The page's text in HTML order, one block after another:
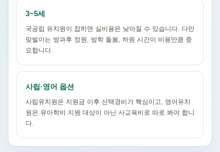
3~5세
국공립 유치원이 잡히면 실비용은 낮아질 수 있습니다. 다만
맞벌이는 방과후 정원, 방학 돌봄, 하원 시간이 비용만큼 중
요합니다.
사립·영어 옵션
사립유치원은 지원금 이후 선택경비가 핵심이고, 영어유치
원은 유아학비 지원 대상이 아닌 사교육비로 따로 봐야 합니
다.